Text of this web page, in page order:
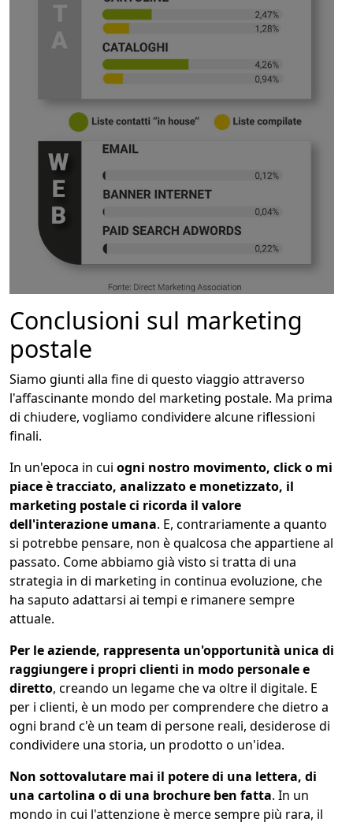
Conclusioni sul marketing
postale
Siamo giunti alla fine di questo viaggio attraverso
l'affascinante mondo del marketing postale. Ma prima
di chiudere, vogliamo condividere alcune riflessioni
finali.
In un'epoca in cui ogni nostro movimento, click o mi
piace è tracciato, analizzato e monetizzato, il
marketing postale ci ricorda il valore
dell'interazione umana. E, contrariamente a quanto
si potrebbe pensare, non è qualcosa che appartiene al
passato. Come abbiamo già visto si tratta di una
strategia in di marketing in continua evoluzione, che
ha saputo adattarsi ai tempi e rimanere sempre
attuale.
Per le aziende, rappresenta un'opportunità unica di
raggiungere i propri clienti in modo personale e
diretto, creando un legame che va oltre il digitale. E
per i clienti, è un modo per comprendere che dietro a
ogni brand c'è un team di persone reali, desiderose di
condividere una storia, un prodotto o un'idea.
Non sottovalutare mai il potere di una lettera, di
una cartolina o di una brochure ben fatta. In un
mondo in cui l'attenzione è merce sempre più rara, il